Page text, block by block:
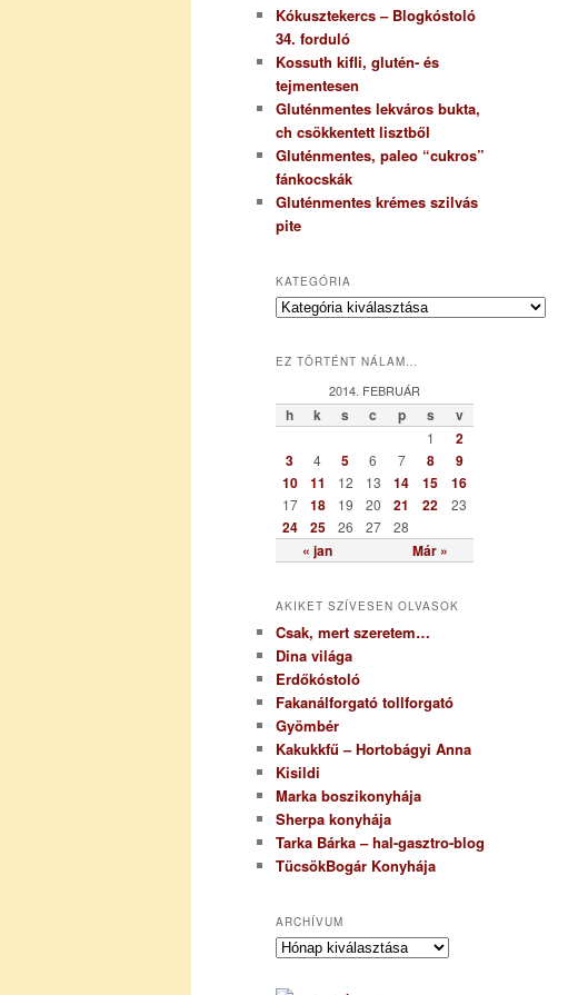
Kókusztekercs – Blogkóstoló
34. forduló
Kossuth kifli, glutén- és
tejmentesen
Gluténmentes lekváros bukta,
ch csökkentett lisztből
Gluténmentes, paleo “cukros”
fánkocskák
Gluténmentes krémes szilvás
pite
KATEGÓRIA
K
e
r
EZ TÖRTÉNT NÁLAM…
2014. FEBRUÁR
h k s c p s v
« jan Már »
1
2
3
4 5 6 7 8
9
10
11 12 13 14 15 16
17 18 19 20 21 22 23
24 25 26 27 28
AKIKET SZÍVESEN OLVASOK
Csak, mert szeretem…
Dina világa
Erdőkóstoló
Fakanálforgató tollforgató
Gyömbér
Kakukkfű – Hortobágyi Anna
Kisildi
Marka boszikonyhája
Sherpa konyhája
Tarka Bárka – hal-gasztro-blog
TücsökBogár Konyhája
ARCHÍVUM
A
c